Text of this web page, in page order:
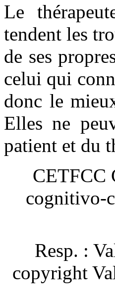
Le
tendent les
de ses
celui qui
donc le
Elles ne
patient et du
CETFCC
cognitivo-
Resp. :
copyright